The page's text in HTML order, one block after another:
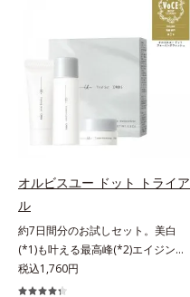
オルビスユー ドット トライア
ル
約7日間分のお試しセット。美白
(*1)も叶える最高峰(*2)エイジング
ケア(*3)。ハリも透明感(*4)も結果
主義。年齢サイン(*5)の因子に着目
税込1,760円